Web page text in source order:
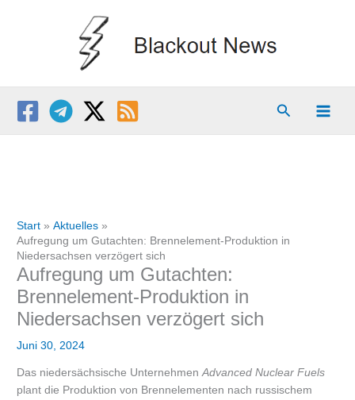
Suchen
Start
Aktuelles
Aufregung um Gutachten: Brennelement-Produktion in
Niedersachsen verzögert sich
Aufregung um Gutachten:
Brennelement-Produktion in
Niedersachsen verzögert sich
Juni 30, 2024
Das niedersächsische UnternehmenAdvanced Nuclear Fuels
plant die Produktion von Brennelementen nach russischem